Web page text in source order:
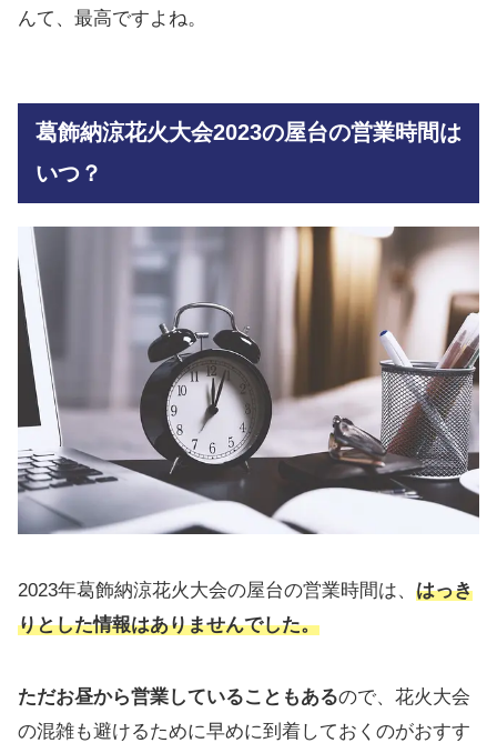
んて、最高ですよね。
葛飾納涼花火大会2023の屋台の営業時間は
いつ？
2023年葛飾納涼花火大会の屋台の営業時間は、 はっき
りとした情報はありませんでした。
ただお昼から営業していることもあるので、花火大会
の混雑も避けるために早めに到着しておくのがおすす